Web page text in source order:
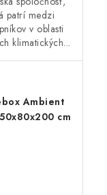
patrí medzi
v oblasti
klimatických...
Ambient
cm